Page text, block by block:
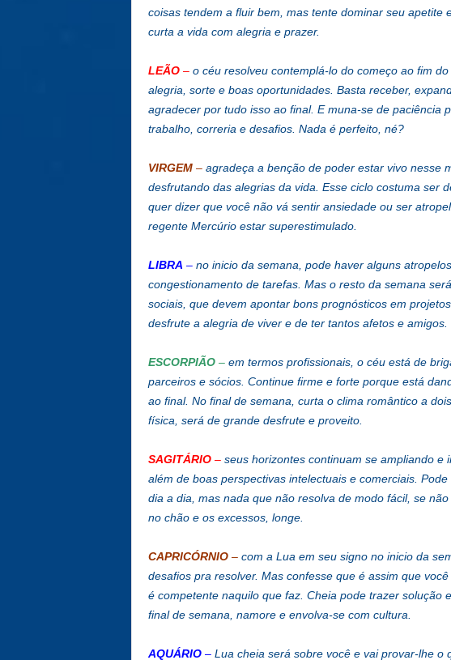
coisas tendem a fluir bem, mas tente dominar seu apetite
curta a vida com alegria e prazer.
LEÃO –o céu resolveu contemplá-lo do começo ao fim
alegria, sorte e boas oportunidades. Basta receber,
agradecer por tudo isso ao final. E muna-se de paciência
trabalho, correria e desafios. Nada é perfeito, né?
VIRGEM –agradeça a benção de poder estar vivo nesse
desfrutando das alegrias da vida. Esse ciclo costuma ser
quer dizer que você não vá sentir ansiedade ou ser
regente Mercúrio estar superestimulado.
LIBRA –no inicio da semana, pode haver alguns
congestionamento de tarefas. Mas o resto da semana
sociais, que devem apontar bons prognósticos em
desfrute a alegria de viver e de ter tantos afetos e amigos.
ESCORPIÃO–em termos profissionais, o céu está de
parceiros e sócios. Continue firme e forte porque está
ao final. No final de semana, curta o clima romântico a
física, será de grande desfrute e proveito.
SAGITÁRIO–seus horizontes continuam se ampliando e
além de boas perspectivas intelectuais e comerciais.
dia a dia, mas nada que não resolva de modo fácil, se
no chão e os excessos, longe.
CAPRICÓRNIO–com a Lua em seu signo no inicio da
desafios pra resolver. Mas confesse que é assim que
é competente naquilo que faz. Cheia pode trazer solução
final de semana, namore e envolva-se com cultura.
AQUÁRIO–Lua cheia será sobre você e vai provar-lhe o